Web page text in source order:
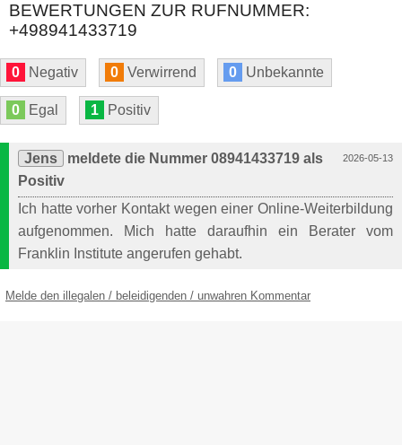
BEWERTUNGEN ZUR RUFNUMMER:
+498941433719
0 Negativ 0 Verwirrend 0 Unbekannte
0 Egal 1 Positiv
2026-05-13
Jens
meldete die Nummer 08941433719 als
Positiv
Ich hatte vorher Kontakt wegen einer Online-Weiterbildung
aufgenommen. Mich hatte daraufhin ein Berater vom
Franklin Institute angerufen gehabt.
Melde den illegalen / beleidigenden / unwahren Kommentar